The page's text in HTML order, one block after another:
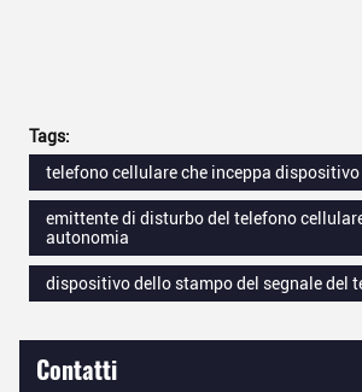
Tags:
telefono cellulare che inceppa dispositivo
emittente di disturbo del telefono
autonomia
dispositivo dello stampo del segnale del
Contatti